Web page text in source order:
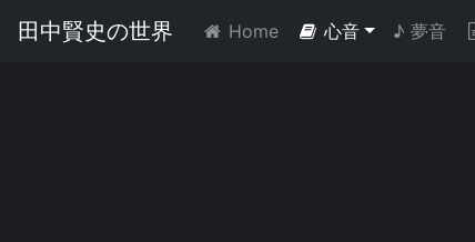
田中賢史の世界 Home(current)
心音 ♪ 夢音